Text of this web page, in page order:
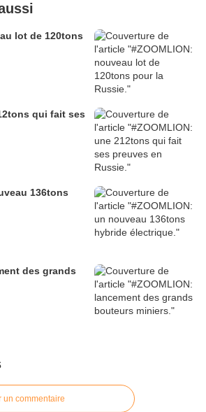
lot de 120tons
qui fait ses
136tons
des grands
un commentaire